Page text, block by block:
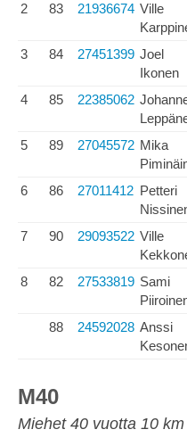
2 83 21936674 Ville
3 84 27451399 Joel
Ikonen
4 85 22385062
5 89 27045572 Mika
6 86 27011412 Petteri
7 90 29093522 Ville
8 82 27533819 Sami
88 24592028 Anssi
M40
Miehet 40 vuotta 10